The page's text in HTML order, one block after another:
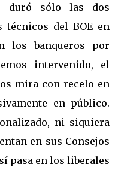
duró sólo las dos
técnicos del BOE en
los banqueros por
intervenido, el
mira con recelo en
en público.
ni siquiera
en sus Consejos
pasa en los liberales